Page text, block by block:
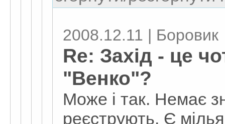
2008.12.11 | Боровик
Re: Захід - це
"Венко"?
Може і так. Немає
реєструють. Є